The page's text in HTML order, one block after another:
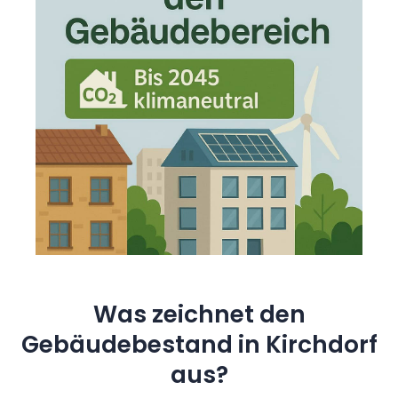
Was zeichnet den
Gebäudebestand in Kirchdorf
aus?